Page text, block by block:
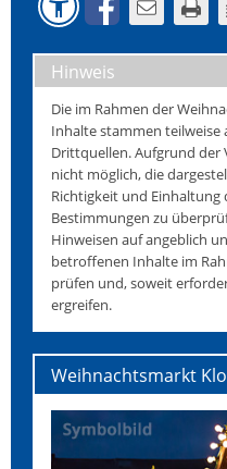
Hinweis
Die im Rahmen der
Inhalte stammen teilweise
Drittquellen. Aufgrund der
nicht möglich, die
Richtigkeit und
Bestimmungen zu
Hinweisen auf angeblich
betroffenen Inhalte im
prüfen und, soweit
ergreifen.
Weihnachtsmarkt